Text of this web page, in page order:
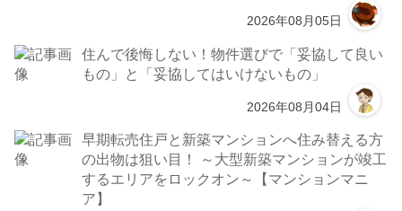
2026年08月05日
住んで後悔しない！物件選びで「妥協して良い
もの」と「妥協してはいけないもの」
2026年08月04日
早期転売住戸と新築マンションへ住み替える方
の出物は狙い目！ ～大型新築マンションが竣工
するエリアをロックオン～【マンションマニ
ア】